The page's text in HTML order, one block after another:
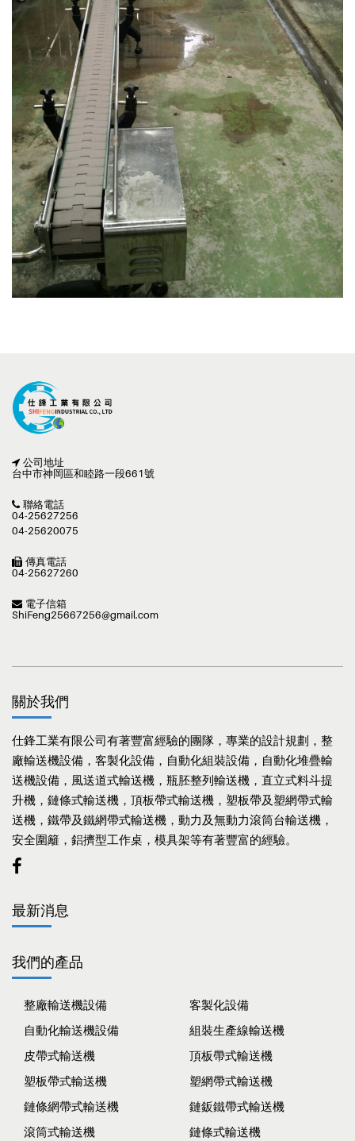
公司地址
台中市神岡區和睦路一段661號
聯絡電話
04-25627256
04-25620075
傳真電話
04-25627260
電子信箱
ShiFeng25667256@gmail.com
關於我們
仕鋒工業有限公司有著豐富經驗的團隊，專業的設計規劃，整
廠輸送機設備，客製化設備，自動化組裝設備，自動化堆疊輸
送機設備，風送道式輸送機，瓶胚整列輸送機，直立式料斗提
升機，鏈條式輸送機，頂板帶式輸送機，塑板帶及塑網帶式輸
送機，鐵帶及鐵網帶式輸送機，動力及無動力滾筒台輸送機，
安全圍籬，鋁擠型工作桌，模具架等有著豐富的經驗。
最新消息
我們的產品
整廠輸送機設備
客製化設備
自動化輸送機設備
組裝生產線輸送機
皮帶式輸送機
頂板帶式輸送機
塑板帶式輸送機
塑網帶式輸送機
鏈條網帶式輸送機
鏈鈑鐵帶式輸送機
滾筒式輸送機
鏈條式輸送機